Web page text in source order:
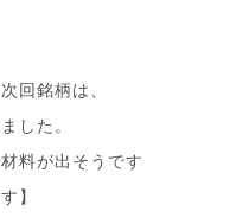
回銘柄は、
した。
料が出そうです
】